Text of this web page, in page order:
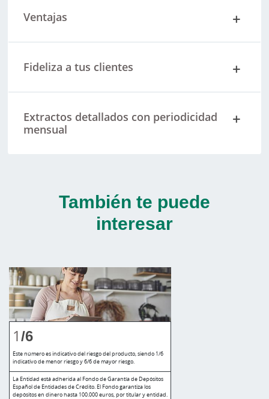
Ventajas
Fideliza a tus clientes
Extractos detallados con periodicidad
mensual
También te puede
interesar
1/6
Este número es indicativo del riesgo del producto, siendo 1/6
indicativo de menor riesgo y 6/6 de mayor riesgo.
La Entidad está adherida al Fondo de Garantía de Depósitos
Español de Entidades de Crédito. El Fondo garantiza los
depósitos en dinero hasta 100.000 euros, por titular y entidad.